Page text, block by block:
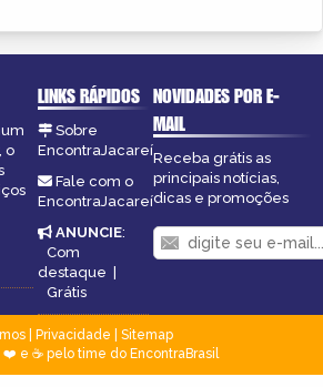
o
LINKS RÁPIDOS
Sobre
EncontraJacareí
Fale com o
EncontraJacareí
ANUNCIE:
Com
destaque |
Grátis
NOVIDADES POR E-
MAIL
Receba grátis as
principais notícias,
dicas e promoções
| Privacidade
Sitemap
e ☕ pelo time do EncontraBrasil